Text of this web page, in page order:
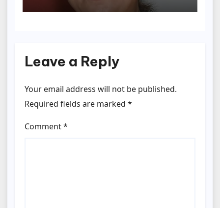
Leave a Reply
Your email address will not be published.
Required fields are marked *
Comment*